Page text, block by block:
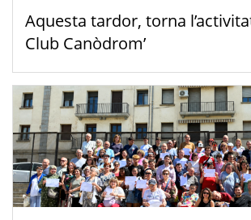
Aquesta tardor, torna
Club Canòdrom’